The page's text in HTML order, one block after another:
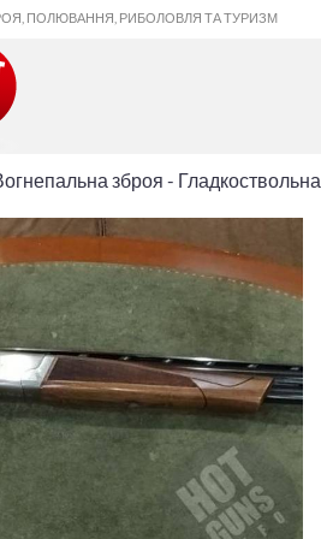
ПОЛЮВАННЯ, РИБОЛОВЛЯ ТА ТУРИЗМ
зброя - Гладкоствольна